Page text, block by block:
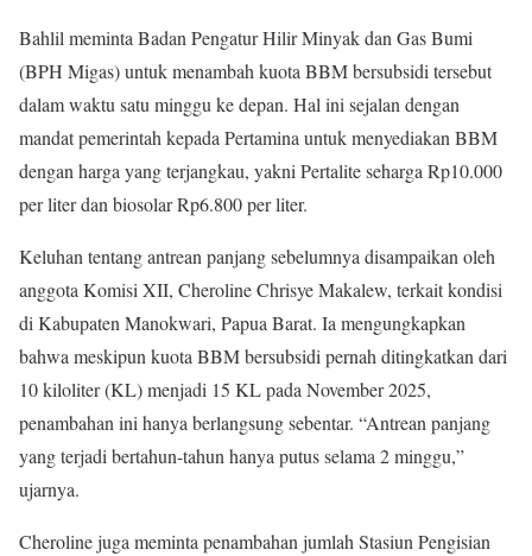
Bahlil meminta Badan Pengatur Hilir Minyak dan Gas Bumi
(BPH Migas) untuk menambah kuota BBM bersubsidi tersebut
dalam waktu satu minggu ke depan. Hal ini sejalan dengan
mandat pemerintah kepada Pertamina untuk menyediakan BBM
dengan harga yang terjangkau, yakni Pertalite seharga Rp10.000
per liter dan biosolar Rp6.800 per liter.
Keluhan tentang antrean panjang sebelumnya disampaikan oleh
anggota Komisi XII, Cheroline Chrisye Makalew, terkait kondisi
di Kabupaten Manokwari, Papua Barat. Ia mengungkapkan
bahwa meskipun kuota BBM bersubsidi pernah ditingkatkan dari
10 kiloliter (KL) menjadi 15 KL pada November 2025,
penambahan ini hanya berlangsung sebentar. “Antrean panjang
yang terjadi bertahun-tahun hanya putus selama 2 minggu,”
ujarnya.
Cheroline juga meminta penambahan jumlah Stasiun Pengisian